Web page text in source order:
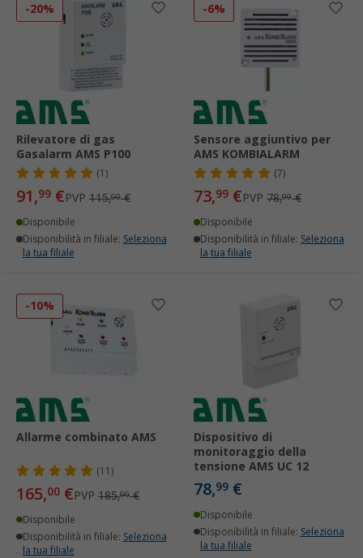
-20%
Rilevatore di gas
Gasalarm AMS P100
(1)
91,99 €PVP 115,00€
Disponibile
Disponibilità in filiale: Seleziona
la tua filiale
-6%
Sensore aggiuntivo per
AMS KOMBIALARM
(7)
73,99 €PVP 78,99€
Disponibile
Disponibilità in filiale: Seleziona
la tua filiale
-10%
Allarme combinato AMS
(11)
165,00 €PVP 185,00€
Disponibile
Disponibilità in filiale: Seleziona
la tua filiale
Dispositivo di
monitoraggio della
tensione AMS UC 12
78,99 €
Disponibile
Disponibilità in filiale: Seleziona
la tua filiale